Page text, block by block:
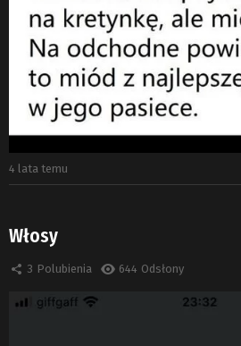
4 lata temu
Włosy
3 Polubienia 644 Odsłony